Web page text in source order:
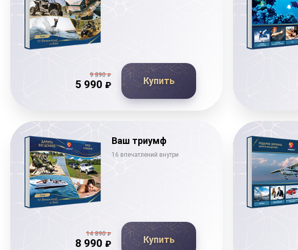
9 890₽
5 990 ₽ Купить
Ваш триумф
16 впечатлений внутри
14 890₽
8 990 ₽ Купить